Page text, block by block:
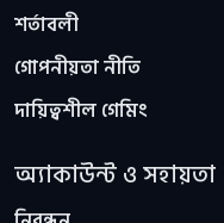
শর্তাবলী
গোপনীয়তা নীতি
দায়িত্বশীল গেমিং
অ্যাকাউন্ট ও সহায়তা